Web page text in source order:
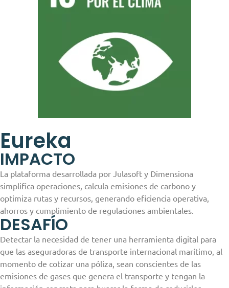
Eureka
IMPACTO
La plataforma desarrollada por Julasoft y Dimensiona
simplifica operaciones, calcula emisiones de carbono y
optimiza rutas y recursos, generando eficiencia operativa,
ahorros y cumplimiento de regulaciones ambientales.
DESAFÍO
Detectar la necesidad de tener una herramienta digital para
que las aseguradoras de transporte internacional marítimo, al
momento de cotizar una póliza, sean conscientes de las
emisiones de gases que genera el transporte y tengan la